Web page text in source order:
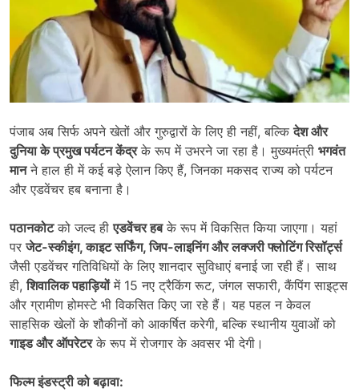
पंजाब अब सिर्फ अपने खेतों और गुरुद्वारों के लिए ही नहीं, बल्किदेश और
दुनिया के प्रमुख पर्यटन केंद्रके रूप में उभरने जा रहा है। मुख्यमंत्री भगवंत
मानने हाल ही में कई बड़े ऐलान किए हैं, जिनका मकसद राज्य को पर्यटन
और एडवेंचर हब बनाना है।
पठानकोटको जल्द हीएडवेंचर हबके रूप में विकसित किया जाएगा। यहां
परजेट-स्कीइंग,काइट सर्फिंग,जिप-लाइनिंग और लक्जरी फ्लोटिंग रिसॉर्ट्स
जैसी एडवेंचर गतिविधियों के लिए शानदार सुविधाएं बनाई जा रही हैं। साथ
ही,शिवालिक पहाड़ियोंमें 15 नए ट्रैकिंग रूट, जंगल सफारी, कैंपिंग साइट्स
और ग्रामीण होमस्टे भी विकसित किए जा रहे हैं। यह पहल न केवल
साहसिक खेलों के शौकीनों को आकर्षित करेगी, बल्कि स्थानीय युवाओं को
गाइड और ऑपरेटरके रूप में रोजगार के अवसर भी देगी।
फिल्म इंडस्ट्री को बढ़ावा: